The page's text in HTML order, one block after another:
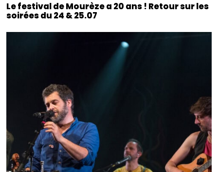
Le festival de Mourèze a 20 ans ! Retour sur les
soirées du 24 & 25.07